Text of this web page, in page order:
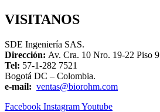
VISITANOS
SDE Ingeniería SAS.
Dirección: Av. Cra. 10 Nro. 19-22 Piso 9
Tel: 57-1-282 7521
Bogotá DC – Colombia.
e-mail: ventas@biorohm.com
Facebook InstagramYoutube